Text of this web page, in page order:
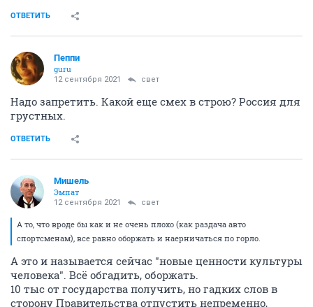
ОТВЕТИТЬ
Пeппи
guru
12 сентября 2021 свет
Надо запретить. Какой еще смех в строю? Россия для
грустных.
ОТВЕТИТЬ
Мишель
Эмпат
12 сентября 2021 свет
А то, что вроде бы как и не очень плохо (как раздача авто
спортсменам), все равно оборжать и наерничаться по горло.
А это и называется сейчас "новые ценности культуры
человека". Всё обгадить, оборжать.
10 тыс от государства получить, но гадких слов в
сторону Правительства отпустить непременно,